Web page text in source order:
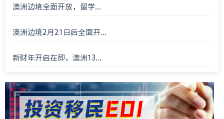
澳洲边境全面开放，留学...
澳洲边境2月21日后全面开...
新财年开启在即，澳洲13...